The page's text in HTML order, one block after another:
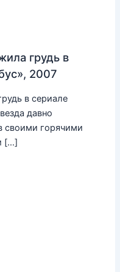
грудь в
2007
в сериале
давно
своими горячими
[…]